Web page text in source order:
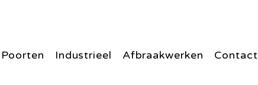
Poorten Industrieel Afbraakwerken Contact